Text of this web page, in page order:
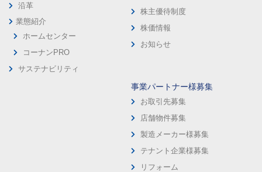
沿革
業態紹介
ホームセンター
コーナンPRO
サステナビリティ
株主優待制度
株価情報
お知らせ
事業パートナー様募集
お取引先募集
店舗物件募集
製造メーカー様募集
テナント企業様募集
リフォーム